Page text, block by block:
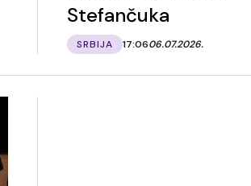
Stefančuka
SRBIJA 17:0606.07.2026.